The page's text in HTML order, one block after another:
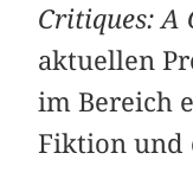
Critiques: A
aktuellen
im Bereich
Fiktion und